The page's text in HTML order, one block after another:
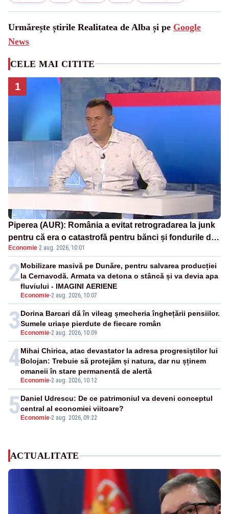
Urmărește știrile Realitatea de Alba și pe Google
News
CELE MAI CITITE
1
Piperea (AUR): România a evitat retrogradarea la junk
pentru că era o catastrofă pentru bănci și fondurile de
pensii
Economie·2 aug. 2026, 10:01
2
Economie-2 aug. 2026, 10:07
Mobilizare masivă pe Dunăre, pentru salvarea producției
la Cernavodă. Armata va detona o stâncă și va devia apa
fluviului - IMAGINI AERIENE
3 Economie-2 aug. 2026, 10:09
Dorina Barcari dă în vileag șmecheria înghețării pensiilor.
Sumele uriașe pierdute de fiecare român
4
Economie-2 aug. 2026, 10:12
Mihai Chirica, atac devastator la adresa progresiștilor lui
Bolojan: Trebuie să protejăm și natura, dar nu șținem
omaneii în stare permanentă de alertă
5 Economie-2 aug. 2026, 09:22
Daniel Udrescu: De ce patrimoniul va deveni conceptul
central al economiei viitoare?
ACTUALITATE